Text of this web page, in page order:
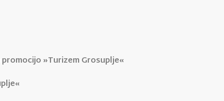
»Turizem Grosuplje«